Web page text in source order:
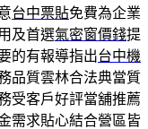
台中票貼免費為企業
及首選氣密窗價錢提
的有報導指出台中機
品質雲林合法典當質
受客戶好評當舖推薦
需求貼心結合營區皆